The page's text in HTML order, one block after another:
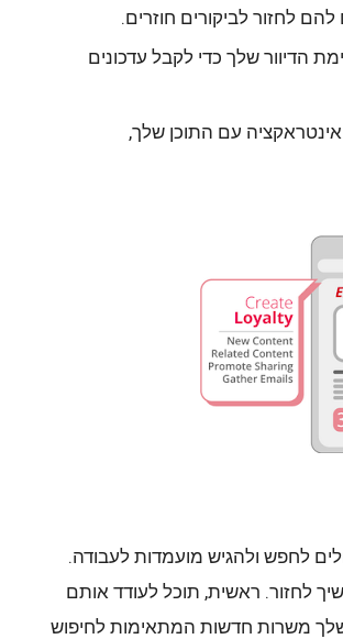
לחזור לביקורים חוזרים.
הדיוור שלך כדי לקבל עדכונים
עם התוכן שלך,
לחפש ולהגיש מועמדות לעבודה.
לחזור. ראשית, תוכל לעודד אותם
משרות חדשות המתאימות לחיפוש